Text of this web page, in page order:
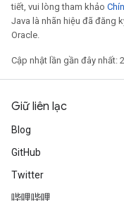
tiết, vui lòng tham khảo
Java là nhãn hiệu đã đăng
Oracle.
Cập nhật lần gần đây nhất:
Giữ liên lạc
Blog
GitHub
Twitter
哔哩哔哩